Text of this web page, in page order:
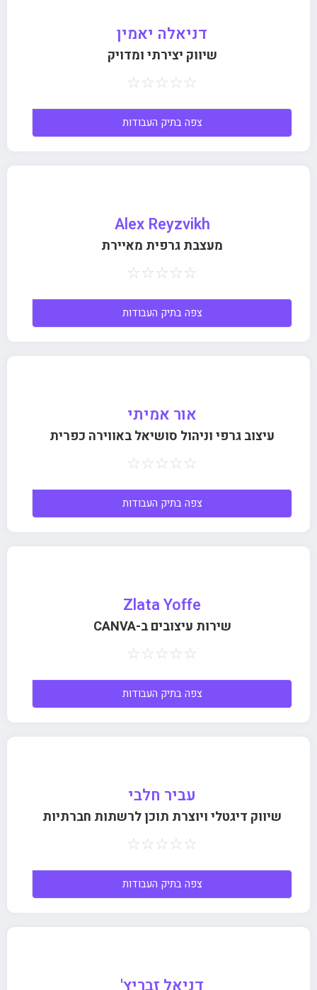
דניאלה יאמין
שיווק יצירתי ומדויק
☆
☆
☆
☆
☆
צפה בתיק העבודות
Alex Reyzvikh
מעצבת גרפית מאיירת
☆
☆
☆
☆
☆
צפה בתיק העבודות
אור אמיתי
עיצוב גרפי וניהול סושיאל באווירה כפרית
☆
☆
☆
☆
☆
צפה בתיק העבודות
Zlata Yoffe
שירות עיצובים ב-CANVA
☆
☆
☆
☆
☆
צפה בתיק העבודות
עביר חלבי
שיווק דיגטלי ויוצרת תוכן לרשתות חברתיות
☆
☆
☆
☆
☆
צפה בתיק העבודות